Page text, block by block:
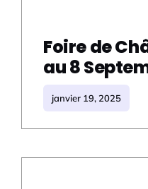
Foire de
au 8
janvier 19, 2025